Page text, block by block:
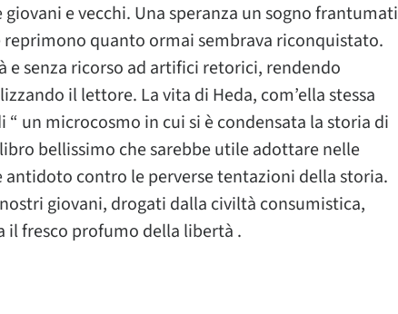
e vecchi. Una speranza un sogno frantumati
reprimono quanto ormai sembrava riconquistato.
senza ricorso ad artifici retorici, rendendo
il lettore. La vita di Heda, com’ella stessa
un microcosmo in cui si è condensata la storia di
bellissimo che sarebbe utile adottare nelle
antidoto contro le perverse tentazioni della storia.
giovani, drogati dalla civiltà consumistica,
il fresco profumo della libertà .